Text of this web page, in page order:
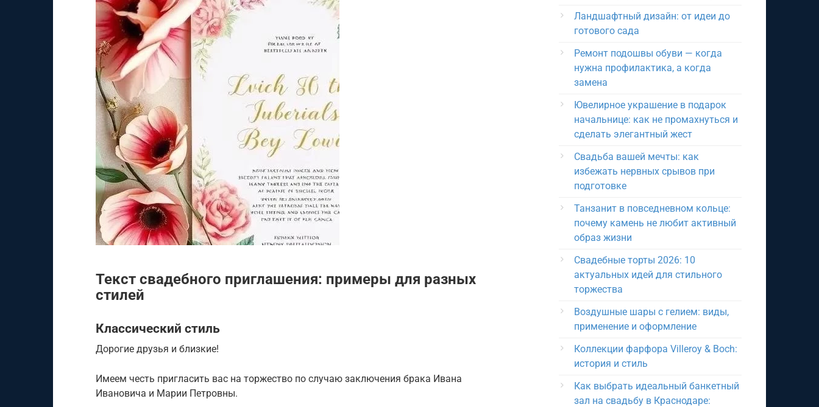
Текст свадебного приглашения: примеры для разных
стилей
Классический стиль
Дорогие друзья и близкие!
Имеем честь пригласить вас на торжество по случаю заключения брака Ивана
Ивановича и Марии Петровны.
Ландшафтный дизайн: от идеи до
готового сада
Ремонт подошвы обуви — когда
нужна профилактика, а когда
замена
Ювелирное украшение в подарок
начальнице: как не промахнуться и
сделать элегантный жест
Свадьба вашей мечты: как
избежать нервных срывов при
подготовке
Танзанит в повседневном кольце:
почему камень не любит активный
образ жизни
Свадебные торты 2026: 10
актуальных идей для стильного
торжества
Воздушные шары с гелием: виды,
применение и оформление
Коллекции фарфора Villeroy & Boch:
история и стиль
Как выбрать идеальный банкетный
зал на свадьбу в Краснодаре: